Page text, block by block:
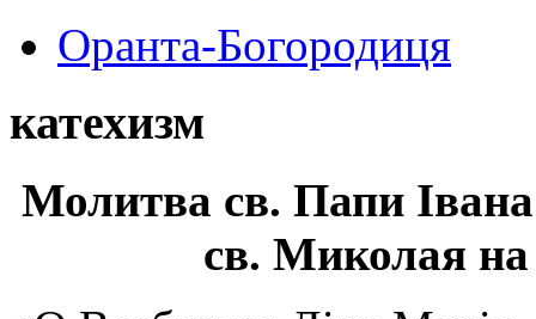
Оранта-Богородиця
катехизм
Молитва св. Папи
св. Миколая на